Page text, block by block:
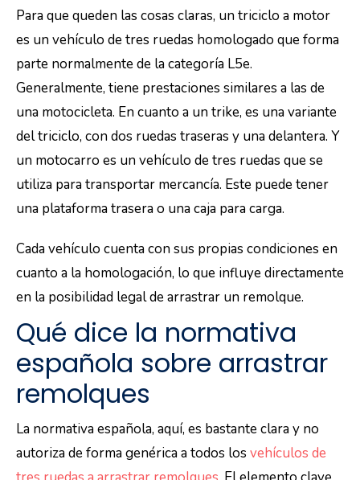
Para que queden las cosas claras, un triciclo a motor
es un vehículo de tres ruedas homologado que forma
parte normalmente de la categoría L5e.
Generalmente, tiene prestaciones similares a las de
una motocicleta. En cuanto a un trike, es una variante
del triciclo, con dos ruedas traseras y una delantera. Y
un motocarro es un vehículo de tres ruedas que se
utiliza para transportar mercancía. Este puede tener
una plataforma trasera o una caja para carga.
Cada vehículo cuenta con sus propias condiciones en
cuanto a la homologación, lo que influye directamente
en la posibilidad legal de arrastrar un remolque.
Qué dice la normativa
española sobre arrastrar
remolques
La normativa española, aquí, es bastante clara y no
autoriza de forma genérica a todos los vehículos de